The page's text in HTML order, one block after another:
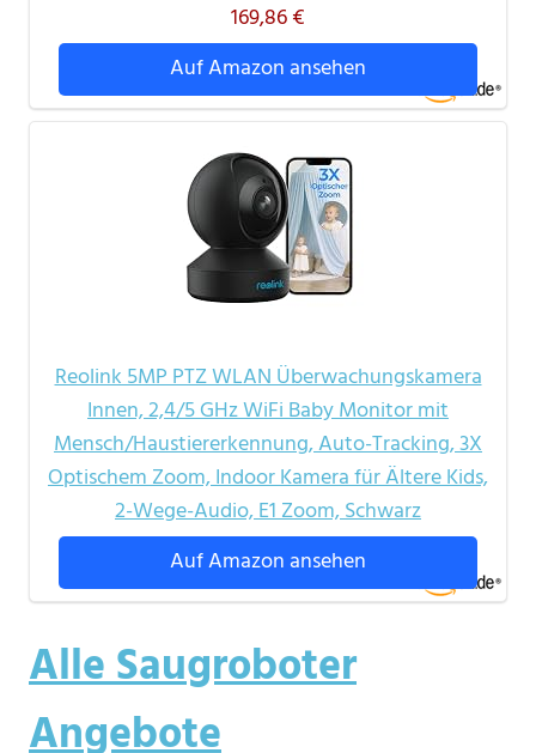
169,86 €
Auf Amazon ansehen
Reolink 5MP PTZ WLAN Überwachungskamera
Innen, 2,4/5 GHz WiFi Baby Monitor mit
Mensch/Haustiererkennung, Auto-Tracking, 3X
Optischem Zoom, Indoor Kamera für Ältere Kids,
2-Wege-Audio, E1 Zoom, Schwarz
Auf Amazon ansehen
Alle Saugroboter
Angebote